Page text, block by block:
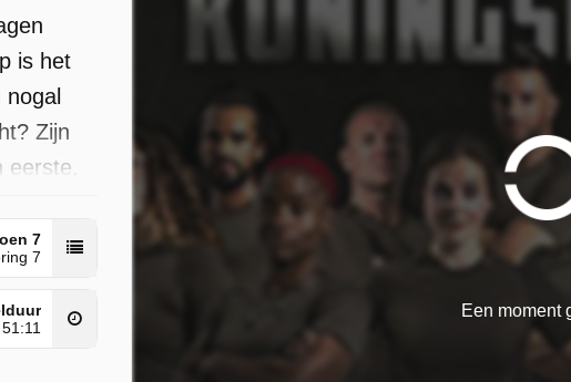
is het
Zijn
NPO
7
7
51:11
Een moment